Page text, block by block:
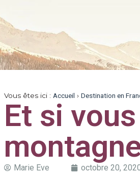
Vous êtes ici : Accueil › Destination en
Et si
Marie Eve
octobre 20,